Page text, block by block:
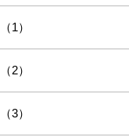
1）
2）
3）